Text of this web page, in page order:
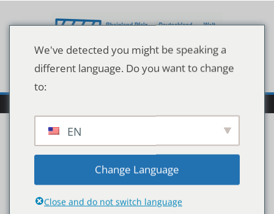
Inhalt
Verleihung2520Deutsch
er7E019-20_1.2520Preis
We've detected you might be speaking a
different language. Do you want to change
to:
EN
Change Language
Close and do not switch language